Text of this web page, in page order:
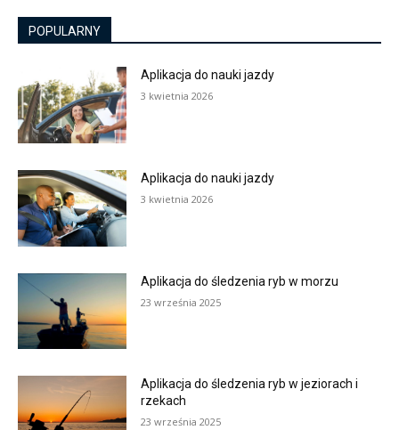
POPULARNY
Aplikacja do nauki jazdy
3 kwietnia 2026
Aplikacja do nauki jazdy
3 kwietnia 2026
Aplikacja do śledzenia ryb w morzu
23 września 2025
Aplikacja do śledzenia ryb w jeziorach i
rzekach
23 września 2025